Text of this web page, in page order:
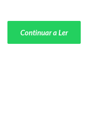
Continuar a Ler